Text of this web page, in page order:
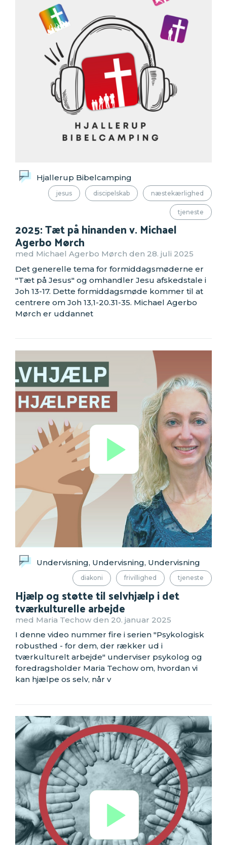
Hjallerup Bibelcamping
jesus discipelskab næstekærlighed
tjeneste
2025: Tæt på hinanden v. Michael
Agerbo Mørch
med Michael Agerbo Mørch den 28. juli 2025
Det generelle tema for formiddagsmøderne er
"Tæt på Jesus" og omhandler Jesu afskedstale i
Joh 13-17. Dette formiddagsmøde kommer til at
centrere om Joh 13,1-20.31-35. Michael Agerbo
Mørch er uddannet
Undervisning, Undervisning, Undervisning
diakoni frivillighed tjeneste
Hjælp og støtte til selvhjælp i det
tværkulturelle arbejde
med Maria Techow den 20. januar 2025
I denne video nummer fire i serien "Psykologisk
robusthed - for dem, der rækker ud i
tværkulturelt arbejde" underviser psykolog og
foredragsholder Maria Techow om, hvordan vi
kan hjælpe os selv, når v